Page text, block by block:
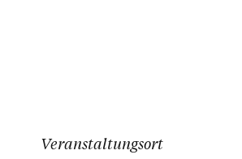
Veranstaltungsort